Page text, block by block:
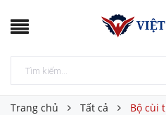
Trang chủ Tất cả
Bộ cùi